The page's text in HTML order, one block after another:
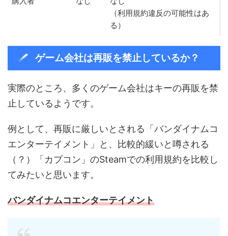
（利用規約違反の可能性はあ
る）
ゲーム会社は再販を禁止しているか？
実際のところ、多くのゲーム会社はキーの再販を禁
止しているようです。
例として、再販に厳しいとされる「バンダイナムコ
エンターテイメント」と、比較的緩いと噂される
（？）「カプコン」のSteamでの利用規約を比較し
てみたいと思います。
バンダイナムコエンターテイメント